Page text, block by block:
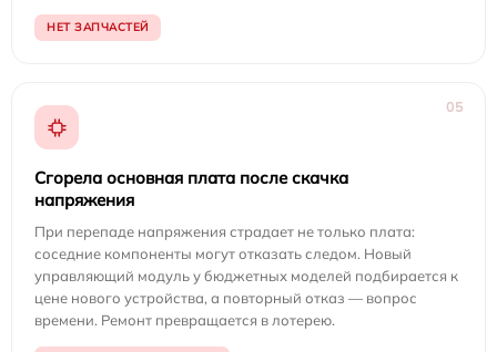
НЕТ ЗАПЧАСТЕЙ
05
Сгорела основная плата после скачка
напряжения
При перепаде напряжения страдает не только плата:
соседние компоненты могут отказать следом. Новый
управляющий модуль у бюджетных моделей подбирается к
цене нового устройства, а повторный отказ — вопрос
времени. Ремонт превращается в лотерею.